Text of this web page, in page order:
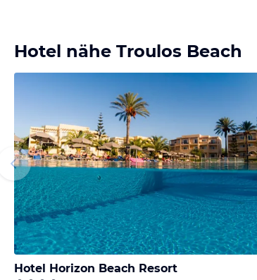
Hotel nähe Troulos Beach
Hotel Horizon Beach Resort